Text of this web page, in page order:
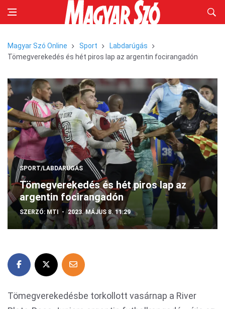
Magyar Szó Online Sport
Labdarúgás
Tömegverekedés és hét piros lap az argentin focirangadón
SPORT/LABDARÚGÁS
Tömegverekedés és hét piros lap az
argentin focirangadón
SZERZŐ: MTI 2023. MÁJUS 8. 11:29
Tömegverekedésbe torkollott vasárnap a River